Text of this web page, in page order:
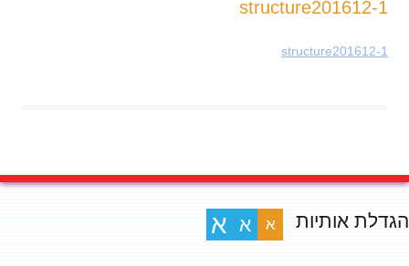
structure201612-1
structure201612-1
הגדלת אותיות א א א